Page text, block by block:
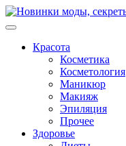
Перейти
к
Красота
Косметика
Косметология
Маникюр
Макияж
Эпиляция
Прочее
Здоровье